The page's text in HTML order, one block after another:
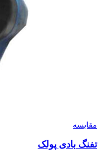
مقايسه
تفنگ بادی پولک